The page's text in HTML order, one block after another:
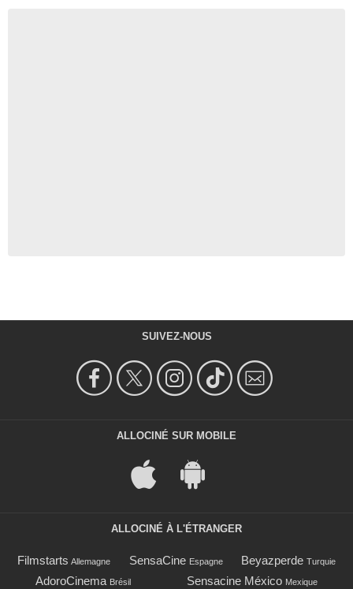
SUIVEZ-NOUS
ALLOCINÉ SUR MOBILE
ALLOCINÉ À L'ÉTRANGER
Filmstarts Allemagne SensaCine Espagne Beyazperde Turquie
AdoroCinema Brésil Sensacine México Mexique